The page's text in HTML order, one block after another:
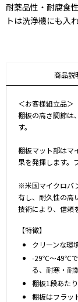
耐薬品性・耐腐食
トは洗浄機にも入
商品説
＜お客様組立品＞
棚板の高さ調節は
す。
棚板マット部はマ
果を発揮します。
※米国マイクロバ
有し、耐久性の高
技術により、信頼
【特徴】
クリーンな環
-29℃～49℃で
る、耐寒・耐
棚板1段あた
棚板はフラッ